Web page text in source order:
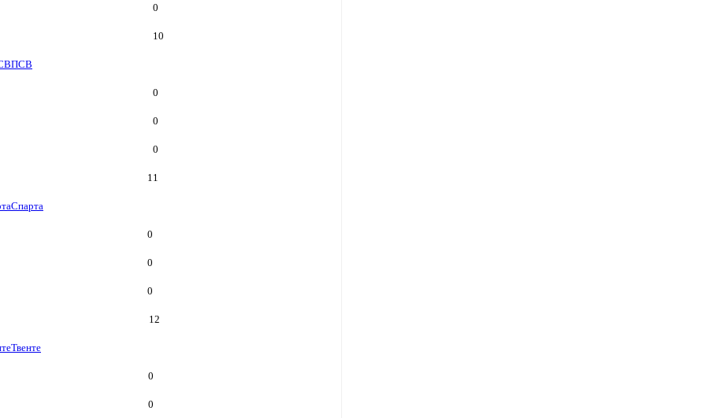
0
10
ПСВ
0
0
0
11
Спарта
0
0
0
12
Твенте
0
0